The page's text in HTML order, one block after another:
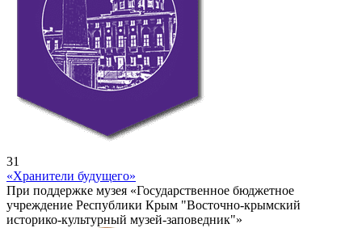
31
«Хранители будущего»
При поддержке музея «Государственное бюджетное
учреждение Республики Крым "Восточно-крымский
историко-культурный музей-заповедник"»